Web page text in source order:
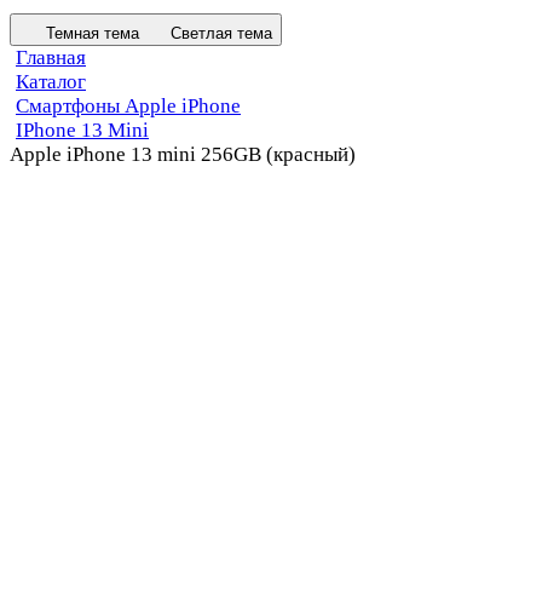
Темная тема Светлая тема
Главная
Каталог
Смартфоны Apple iPhone
IPhone 13 Mini
Apple iPhone 13 mini 256GB (красный)